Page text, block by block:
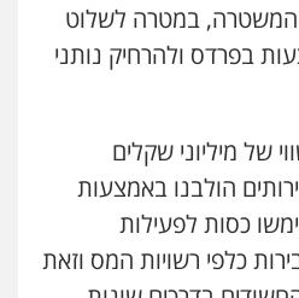
במטרה לשלוט
בפרדס ולהרחיק נותני
של מיליוני שקלים
הולבנו באמצעות
כסות לפעילות
כלפי רשויות המס וזאת